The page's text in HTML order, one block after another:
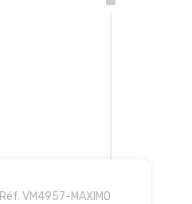
Réf. VM4957-MAXIMO